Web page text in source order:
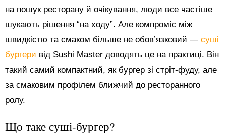
на пошук ресторану й очікування, люди все частіше
шукають рішення “на ходу”. Але компроміс між
швидкістю та смаком більше не обов’язковий — суші
бургери від Sushi Master доводять це на практиці. Він
такий самий компактний, як бургер зі стріт-фуду, але
за смаковим профілем ближчий до ресторанного
ролу.
Що таке суші-бургер?